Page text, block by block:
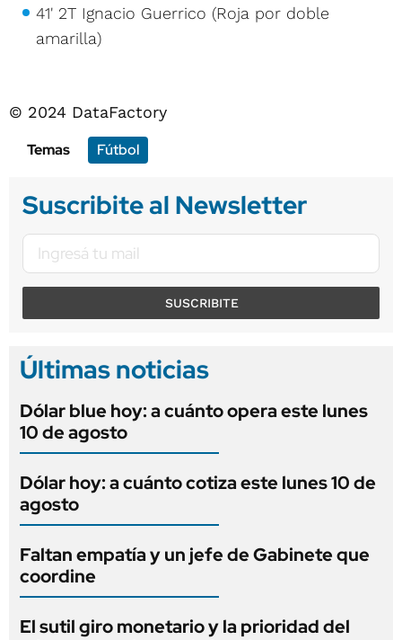
41' 2T Ignacio Guerrico (Roja por doble
amarilla)
© 2024 DataFactory
Temas
Fútbol
Suscribite al Newsletter
SUSCRIBITE
Últimas noticias
Dólar blue hoy: a cuánto opera este lunes
10 de agosto
Dólar hoy: a cuánto cotiza este lunes 10 de
agosto
Faltan empatía y un jefe de Gabinete que
coordine
El sutil giro monetario y la prioridad del